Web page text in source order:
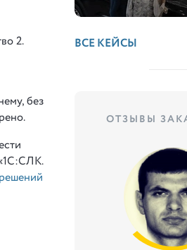
2.
без
ВСЕ КЕЙСЫ
ОТЗЫВЫ